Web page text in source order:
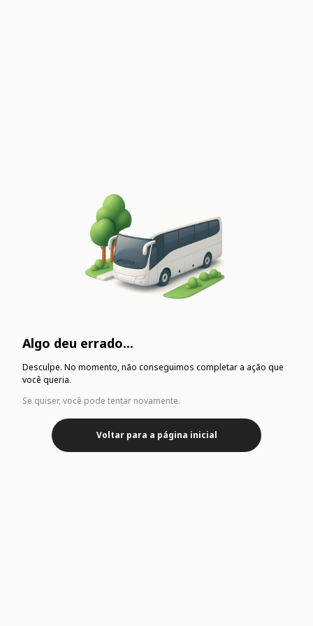
Algo deu errado...
Desculpe. No momento, não conseguimos completar a ação que
você queria.
Se quiser, você pode tentar novamente.
Voltar para a página inicial